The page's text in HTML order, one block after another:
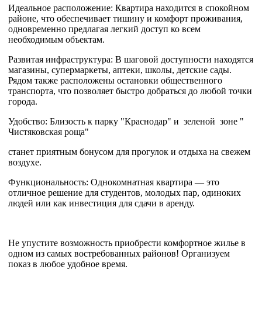
Идеальное расположение: Квартира находится в спокойном
районе, что обеспечивает тишину и комфорт проживания,
одновременно предлагая легкий доступ ко всем
необходимым объектам.
Развитая инфраструктура: В шаговой доступности находятся
магазины, супермаркеты, аптеки, школы, детские сады.
Рядом также расположены остановки общественного
транспорта, что позволяет быстро добраться до любой точки
города.
Удобство: Близость к парку "Краснодар" и зеленой зоне "
Чистяковская роща"
станет приятным бонусом для прогулок и отдыха на свежем
воздухе.
Функциональность: Однокомнатная квартира — это
отличное решение для студентов, молодых пар, одиноких
людей или как инвестиция для сдачи в аренду.
Не упустите возможность приобрести комфортное жилье в
одном из самых востребованных районов! Организуем
показ в любое удобное время.